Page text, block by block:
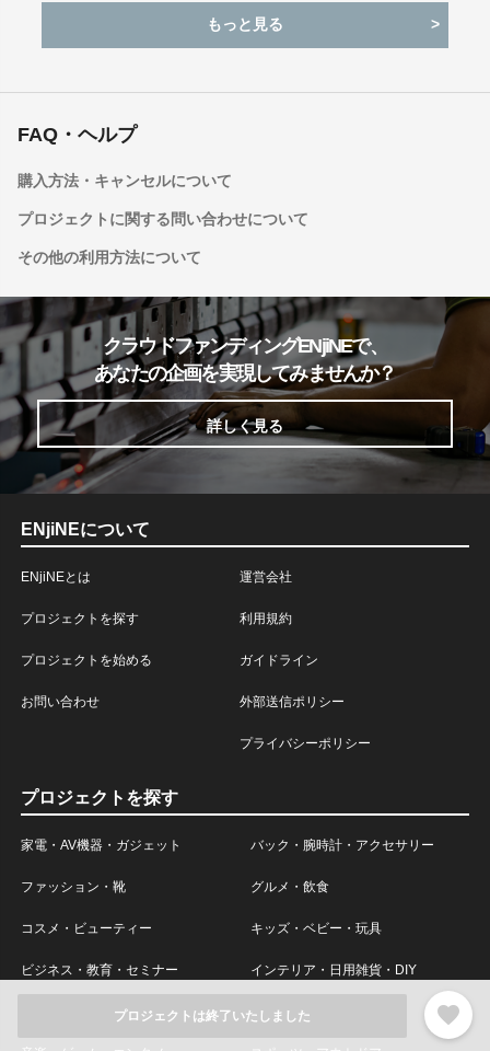
プロジェクトは終了いたしました favorite
もっと見る
FAQ・ヘルプ
購入方法・キャンセルについて
プロジェクトに関する問い合わせについて
その他の利用方法について
クラウドファンディングENjiNEで、
あなたの企画を実現してみませんか？
詳しく見る
ENjiNEについて
ENjiNEとは
プロジェクトを探す
プロジェクトを始める
お問い合わせ
運営会社
利用規約
ガイドライン
外部送信ポリシー
プライバシーポリシー
プロジェクトを探す
家電・AV機器・ガジェット バック・腕時計・アクセサリー
ファッション・靴 グルメ・飲食
コスメ・ビューティー キッズ・ベビー・玩具
ビジネス・教育・セミナー インテリア・日用雑貨・DIY
旅行・暮らし・車 本・漫画・雑誌